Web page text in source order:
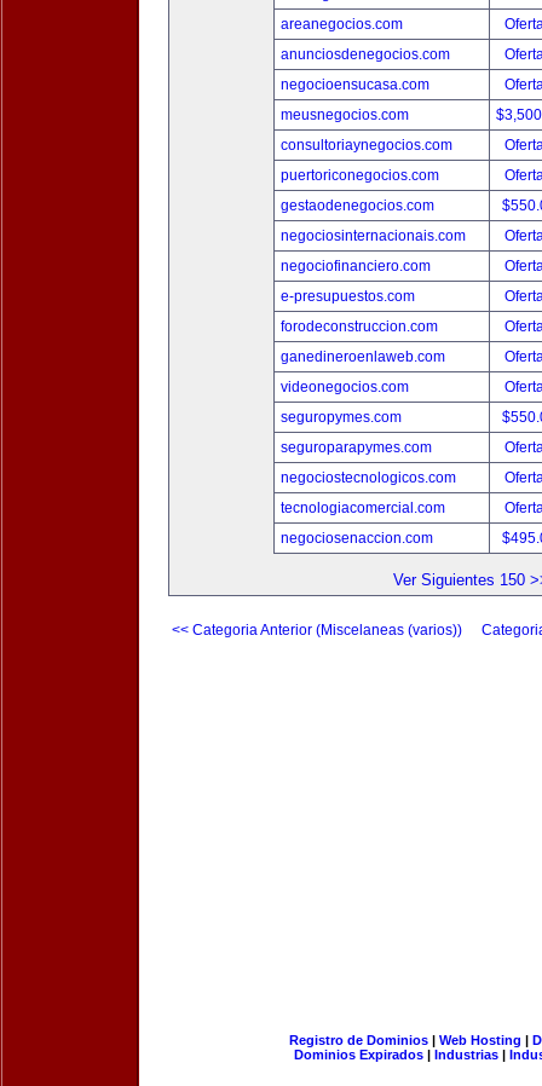
areanegocios.com
anunciosdenegocios.com
negocioensucasa.com
meusnegocios.com
consultoriaynegocios.com
puertoriconegocios.com
gestaodenegocios.com
negociosinternacionais.com
negociofinanciero.com
e-presupuestos.com
forodeconstruccion.com
ganedineroenlaweb.com
videonegocios.com
seguropymes.com
seguroparapymes.com
negociostecnologicos.com
tecnologiacomercial.com
negociosenaccion.com
Ver Siguientes 150
<< Categoria Anterior (Miscelaneas (varios))
Registro de Dominios| Web Hosting |
Dominios Expirados | Industrias |